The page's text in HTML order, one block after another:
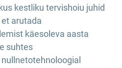
kestliku tervishoiu juhid
arutada
käesoleva aasta
suhtes